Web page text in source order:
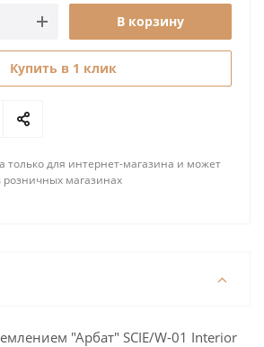
В корзину
Купить в 1 клик
только для интернет-магазина и может
розничных магазинах
"Арбат" SCIE/W-01 Interior